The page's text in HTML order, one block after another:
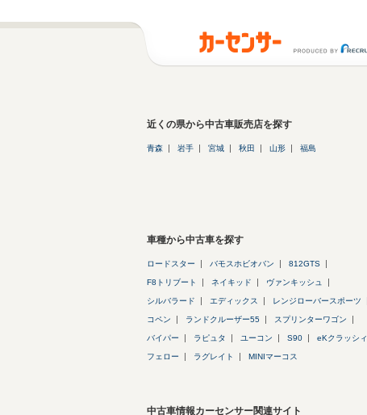
近くの県から中古車販売店を探す
青森 岩手 宮城 秋田 山形 福島
車種から中古車を探す
ロードスター バモスホビオバン 812GTS
F8トリブート ネイキッド ヴァンキッシュ
シルバラード エディックス レンジローバースポーツ
コペン ランドクルーザー55 スプリンターワゴン
バイパー ラピュタ ユーコン S90 eKクラッシィ
フェロー ラグレイト MINIマーコス
中古車情報カーセンサー関連サイト